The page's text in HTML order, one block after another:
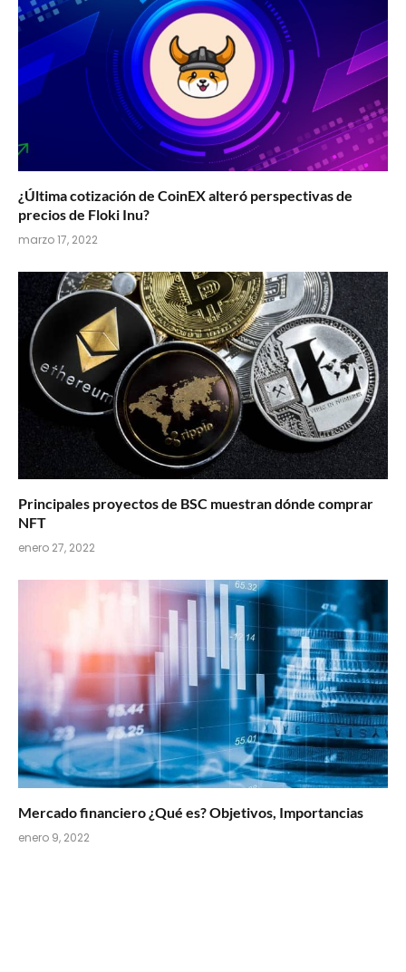
¿Última cotización de CoinEX alteró perspectivas de
precios de Floki Inu?
marzo 17, 2022
Principales proyectos de BSC muestran dónde comprar
NFT
enero 27, 2022
Mercado financiero ¿Qué es? Objetivos, Importancias
enero 9, 2022